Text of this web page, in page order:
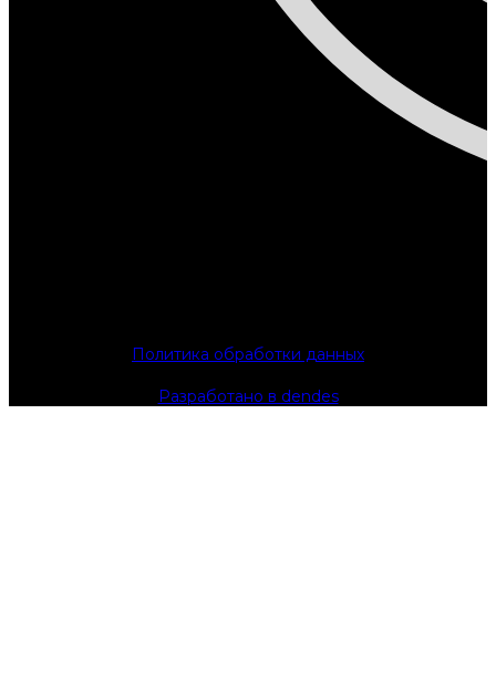
Политика обработки данных
Разработано в dendes